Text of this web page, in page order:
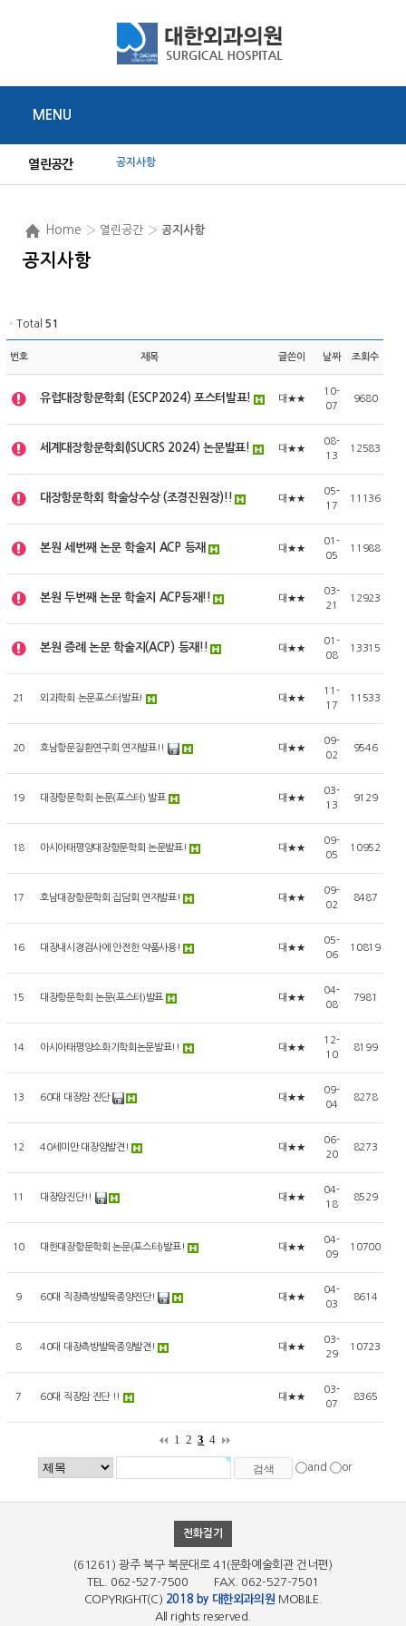
MENU
열린공간 공지사항
Home › 열린공간 › 공지사항
공지사항
ㆍTotal 51
번호 제목 글쓴이 날짜 조회수
유럽대장항문학회 (ESCP2024) 포스터발표! 대★★
10-
07
9680
세계대장항문학회(ISUCRS 2024) 논문발표! 대★★
08-
13
12583
대장항문학회 학술상수상 (조경진원장)!! 대★★
05-
17
11136
본원 세번째 논문 학술지 ACP 등재 대★★
01-
05
11988
본원 두번째 논문 학술지 ACP등재!! 대★★
03-
21
12923
본원 증례 논문 학술지(ACP) 등재!! 대★★
01-
08
13315
21 외과학회 논문포스터발표! 대★★
11-
17
11533
20 호남항문질환연구회 연자발표!! 대★★
09-
02
9546
19 대장항문학회 논문(포스터) 발표 대★★
03-
13
9129
18 아시아태평양대장항문학회 논문발표! 대★★
09-
05
10952
17 호남대장항문학회 집담회 연자발표! 대★★
09-
02
8487
16 대장내시경검사에 안전한 약품사용! 대★★
05-
06
10819
15 대장항문학회 논문(포스터)발표 대★★
04-
08
7981
14 아시아태평양소화기학회논문발표!! 대★★
12-
10
8199
13 60대 대장암 진단 대★★
09-
04
8278
12 40세미만 대장암발견! 대★★
06-
20
8273
11 대장암진단!! 대★★
04-
18
8529
10 대한대장항문학회 논문(포스터)발표! 대★★
04-
09
10700
9 60대 직장측방발육종양진단! 대★★
04-
03
8614
8 40대 대장측방발육종양발견! 대★★
03-
29
10723
7 60대 직장암 진단 !! 대★★
03-
07
8365
1 2 3 4
and or
전화걸기
(61261) 광주 북구 북문대로 41(문화예술회관 건너편)
TEL. 062-527-7500 FAX. 062-527-7501
COPYRIGHT(C) 2018 by 대한외과의원 MOBILE.
All rights reserved.